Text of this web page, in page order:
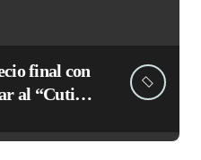
final con
al “Cuti”